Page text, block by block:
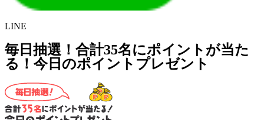
LINE
毎日抽選！合計35名にポイントが当た
る！今日のポイントプレゼント